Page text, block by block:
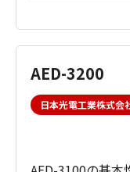
AED-3200
日本光電工業株式会